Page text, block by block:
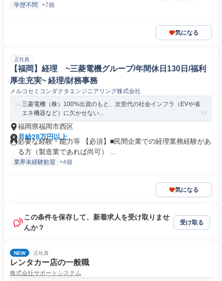
学歴不問 +7個
気になる
正社員
【福岡】経理 ~三菱電機グループ/年間休日130日/福利
厚生充実~ 経理/財務事務
メルコセミコンダクタエンジニアリング株式会社
三菱電機（株）100%出資のもと、次世代の社会インフラ（EVや省
エネ機器など）に欠かせない...
福岡県福岡市西区
月給28万円以上
必要な経験・能力等 【必須】■民間企業での経理業務経験があ
る方（製造業であれば尚可） ...
業界未経験歓迎 +4個
気になる
この条件を保存して、新着求人を受け取りませ
んか？
受け取る
NEW 正社員
レンタカー店の一般職
株式会社サポートシステム